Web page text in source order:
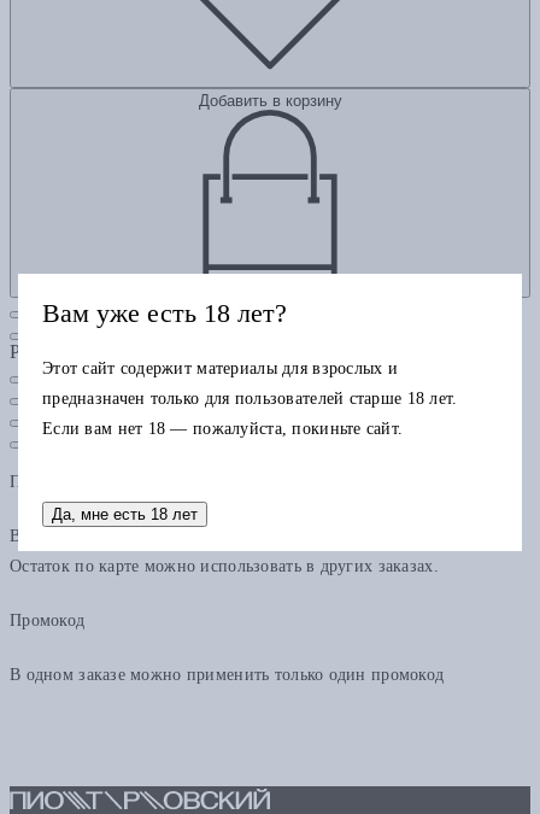
Добавить в корзину
Рубрики
Подарочная карта
В одном заказе можно применить только одну подарочную карту.
Остаток по карте можно использовать в других заказах.
Промокод
В одном заказе можно применить только один промокод
Вам уже есть 18 лет?
Этот сайт содержит материалы для взрослых и
предназначен только для пользователей старше 18 лет.
Если вам нет 18 — пожалуйста, покиньте сайт.
Да, мне есть 18 лет